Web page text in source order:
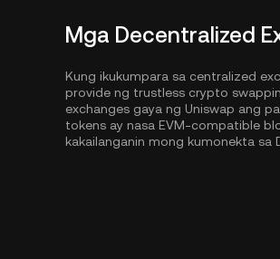
Mga Decentralized
Kung ikukumpara sa centralized
provide ng trustless crypto
exchanges gaya ng Uniswap ang
tokens ay nasa EVM-compatible
kakailanganin mong kumonekta sa